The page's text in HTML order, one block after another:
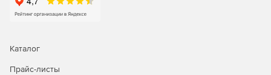
бесплатно поставляются интерфейсы к Microsoft Office и
AutoCAD. Программные модули встраиваются в среду
Server 2008 R2 и компоненты доступа к данным.
Каталог
Прайс-листы